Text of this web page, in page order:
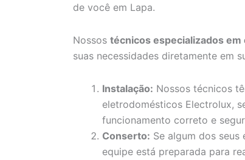
de você em Lapa.
Nossos técnicos especializados
suas necessidades diretamente em
Instalação: Nossos técnicos
eletrodomésticos Electrolux,
funcionamento correto e
Conserto: Se algum dos
equipe está preparada para